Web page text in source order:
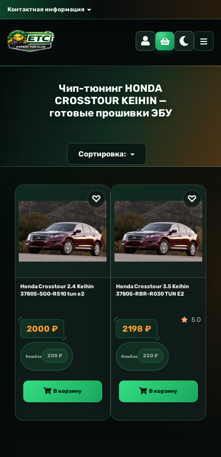
Контактная информация
Чип-тюнинг HONDA
СROSSTOUR KEIHIN —
готовые прошивки ЭБУ
Сортировка:
Honda Сrosstour 2.4 Keihin
37805-5G0-R510 tun e2
2000 ₽
Кешбэк 200 ₽
В корзину
Honda Сrosstour 3.5 Keihin
37805-RBR-R030 TUN E2
2198 ₽
5.0
Кешбэк 220 ₽
В корзину